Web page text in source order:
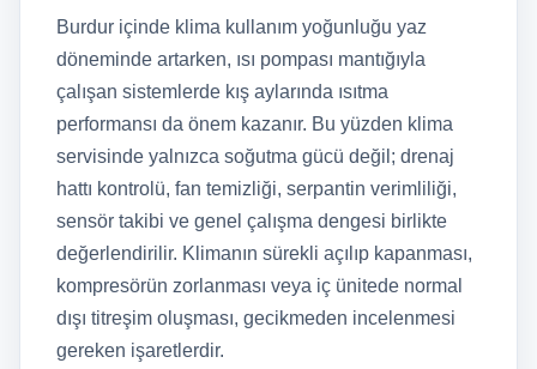
Burdur içinde klima kullanım yoğunluğu yaz
döneminde artarken, ısı pompası mantığıyla
çalışan sistemlerde kış aylarında ısıtma
performansı da önem kazanır. Bu yüzden klima
servisinde yalnızca soğutma gücü değil; drenaj
hattı kontrolü, fan temizliği, serpantin verimliliği,
sensör takibi ve genel çalışma dengesi birlikte
değerlendirilir. Klimanın sürekli açılıp kapanması,
kompresörün zorlanması veya iç ünitede normal
dışı titreşim oluşması, gecikmeden incelenmesi
gereken işaretlerdir.